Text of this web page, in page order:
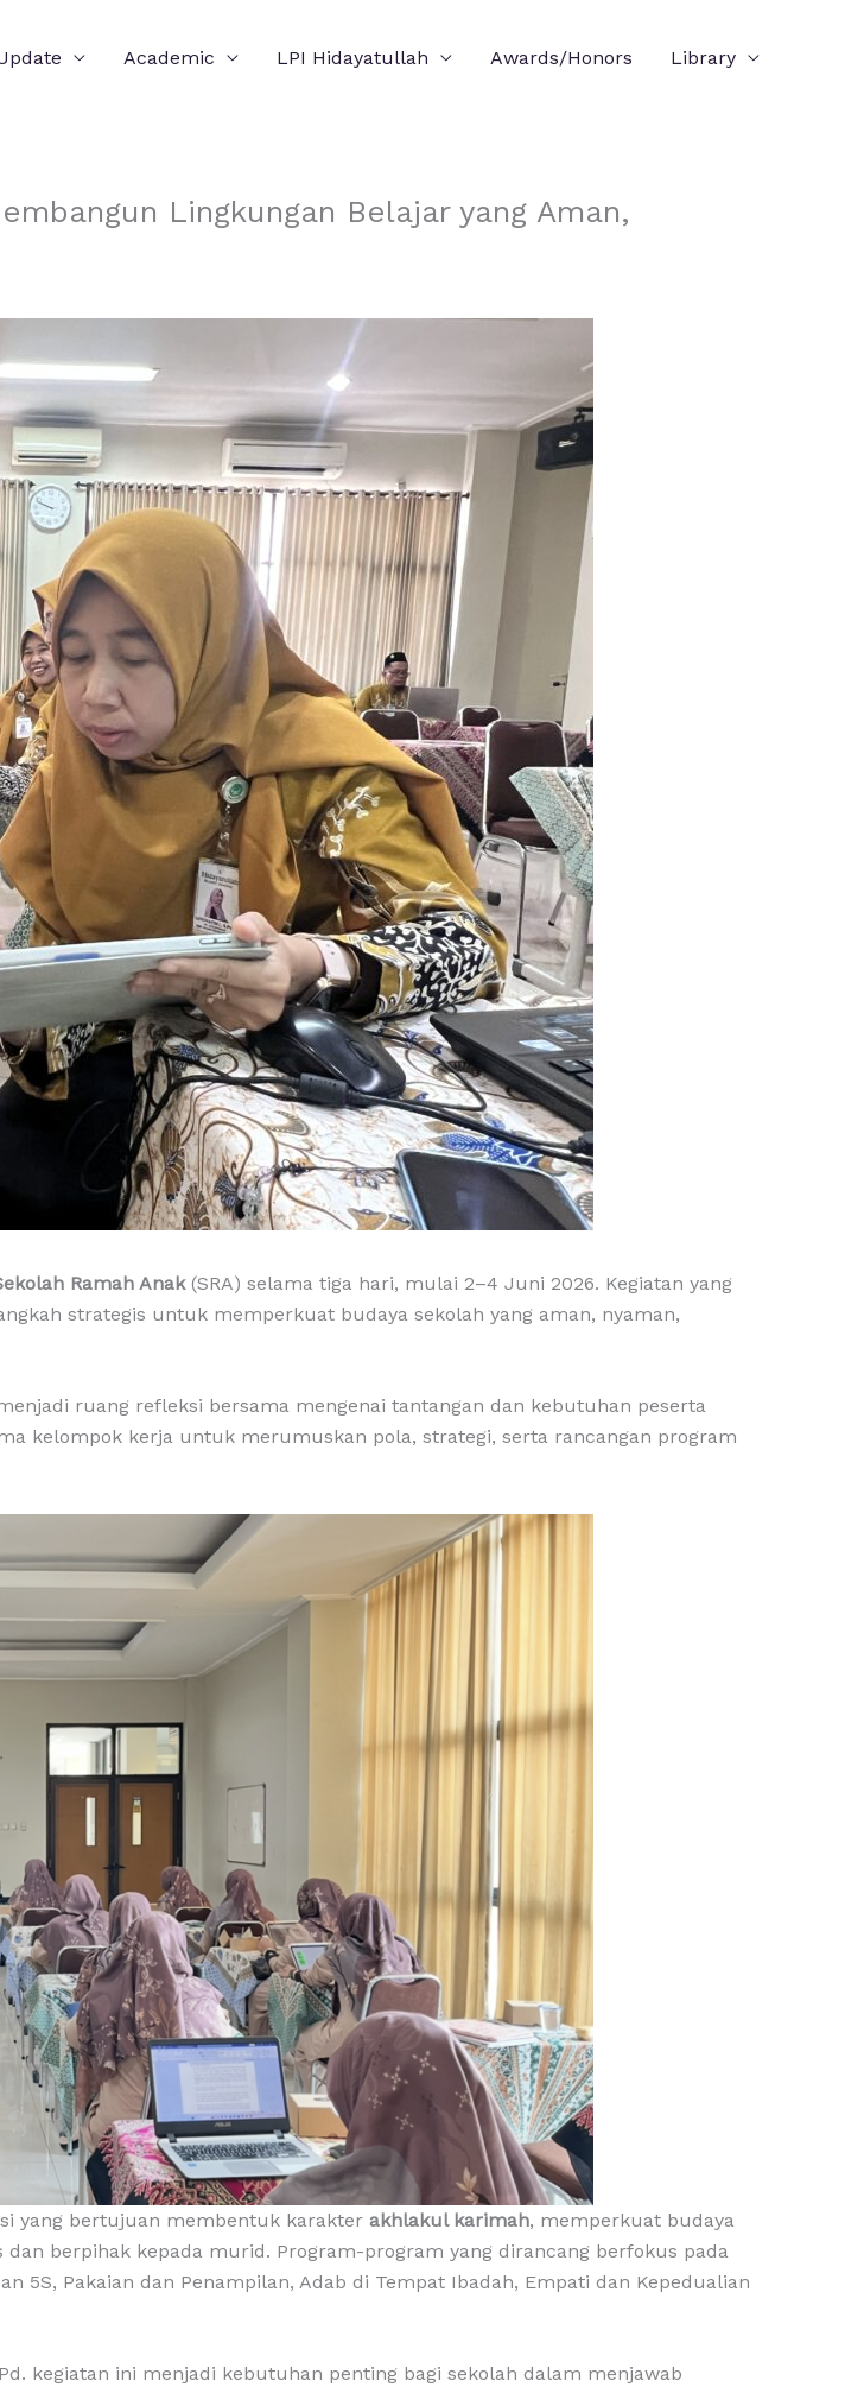
Academic LPI Hidayatullah Awards/Honors Library
Lingkungan Belajar yang Aman,
Ramah Anak(SRA) selama tiga hari, mulai 2–4 Juni 2026. Kegiatan yang
strategis untuk memperkuat budaya sekolah yang aman, nyaman,
ruang refleksi bersama mengenai tantangan dan kebutuhan peserta
kelompok kerja untuk merumuskan pola, strategi, serta rancangan program
yang bertujuan membentuk karakter akhlakul karimah, memperkuat budaya
berpihak kepada murid. Program-program yang dirancang berfokus pada
5S, Pakaian dan Penampilan, Adab di Tempat Ibadah, Empati dan Kepedualian
kegiatan ini menjadi kebutuhan penting bagi sekolah dalam menjawab